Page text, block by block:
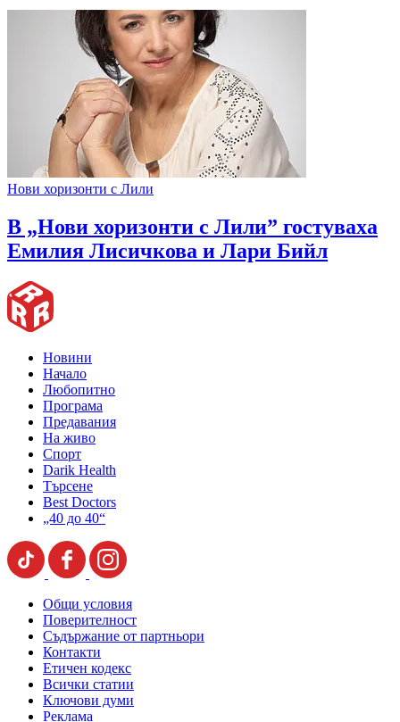
Нови хоризонти с Лили
В „Нови хоризонти с Лили” гостуваха
Емилия Лисичкова и Лари Бийл
Новини
Начало
Любопитно
Програма
Предавания
На живо
Спорт
Darik Health
Търсене
Best Doctors
„40 до 40“
Общи условия
Поверителност
Съдържание от партньори
Контакти
Етичен кодекс
Всички статии
Ключови думи
Реклама